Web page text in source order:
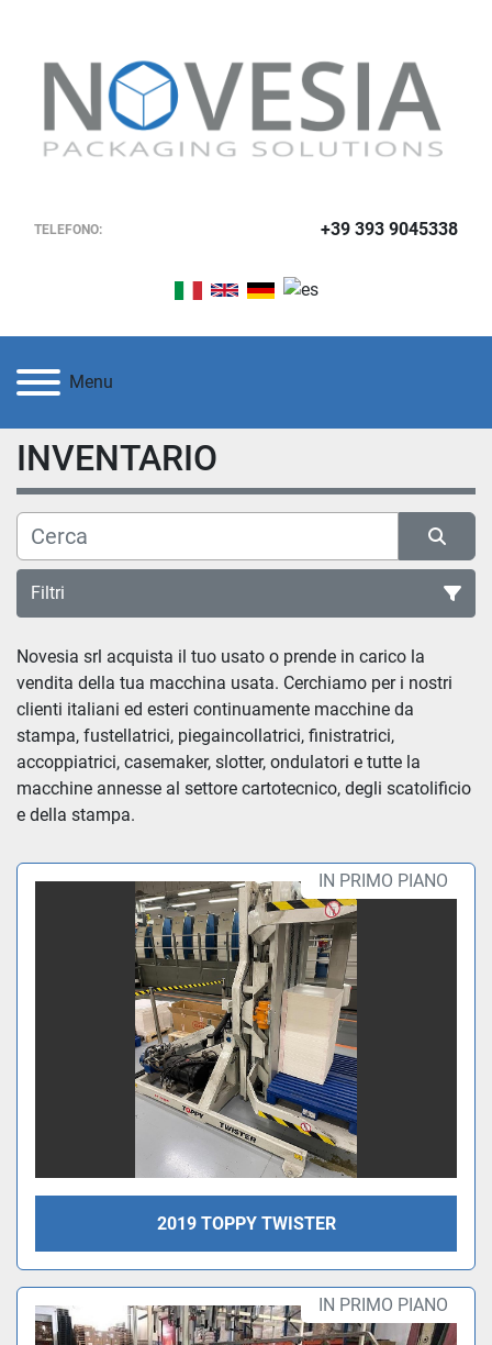
TELEFONO: +39 393 9045338
Menu
INVENTARIO
Filtri
Tutte le categorie
Ordina per
Novesia srl acquista il tuo usato o prende in carico la
vendita della tua macchina usata. Cerchiamo per i nostri
clienti italiani ed esteri continuamente macchine da
stampa, fustellatrici, piegaincollatrici, finistratrici,
accoppiatrici, casemaker, slotter, ondulatori e tutte la
macchine annesse al settore cartotecnico, degli scatolificio
e della stampa.
IN PRIMO PIANO
2019 TOPPY TWISTER
IN PRIMO PIANO